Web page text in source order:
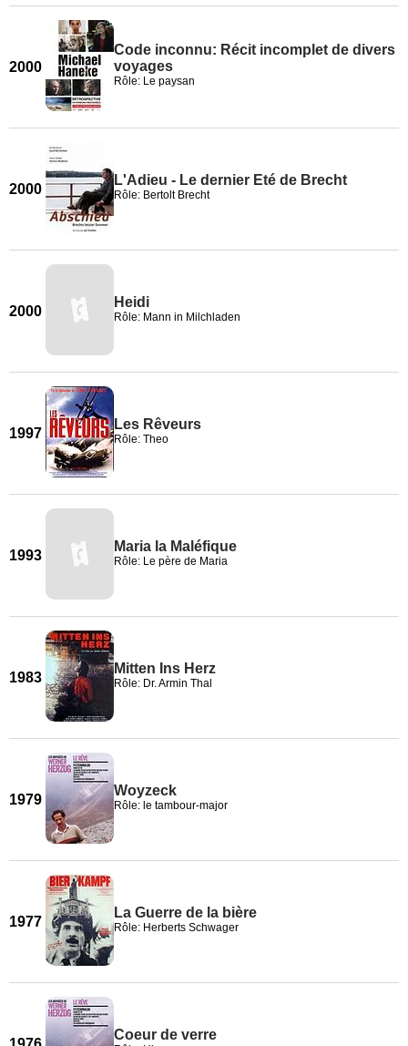
2000
Code inconnu: Récit incomplet de divers
voyages
Rôle: Le paysan
2000
L'Adieu - Le dernier Eté de Brecht
Rôle: Bertolt Brecht
2000
Heidi
Rôle: Mann in Milchladen
1997
Les Rêveurs
Rôle: Theo
1993
Maria la Maléfique
Rôle: Le père de Maria
1983
Mitten Ins Herz
Rôle: Dr. Armin Thal
1979
Woyzeck
Rôle: le tambour-major
1977
La Guerre de la bière
Rôle: Herberts Schwager
Coeur de verre